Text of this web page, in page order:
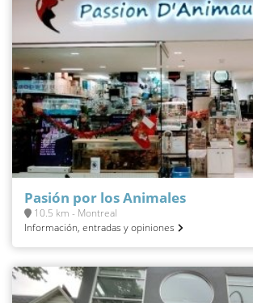
Pasión por los Animales
10.5 km - Montreal
Información, entradas y opiniones